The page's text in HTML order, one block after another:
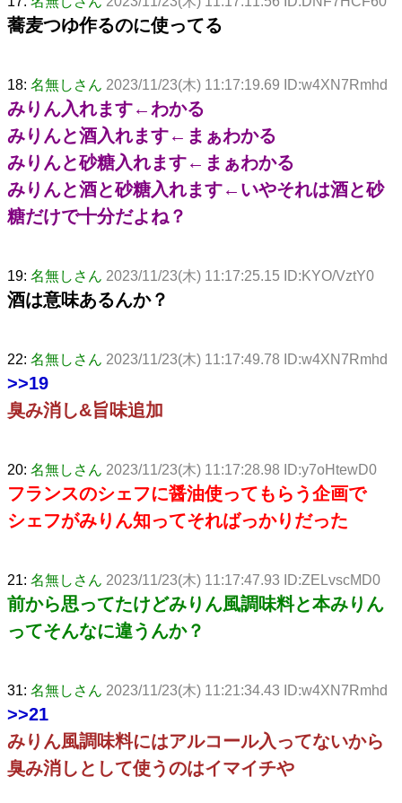
蕎麦つゆ作るのに使ってる
18: 名無しさん 2023/11/23(木) 11:17:19.69 ID:w4XN7Rmhd
みりん入れます←わかる
みりんと酒入れます←まぁわかる
みりんと砂糖入れます←まぁわかる
みりんと酒と砂糖入れます←いやそれは酒と砂
糖だけで十分だよね？
19: 名無しさん 2023/11/23(木) 11:17:25.15 ID:KYO/VztY0
酒は意味あるんか？
22: 名無しさん 2023/11/23(木) 11:17:49.78 ID:w4XN7Rmhd
>>19
臭み消し&旨味追加
20: 名無しさん 2023/11/23(木) 11:17:28.98 ID:y7oHtewD0
フランスのシェフに醤油使ってもらう企画で
シェフがみりん知ってそればっかりだった
21: 名無しさん 2023/11/23(木) 11:17:47.93 ID:ZELvscMD0
前から思ってたけどみりん風調味料と本みりん
ってそんなに違うんか？
31: 名無しさん 2023/11/23(木) 11:21:34.43 ID:w4XN7Rmhd
>>21
みりん風調味料にはアルコール入ってないから
臭み消しとして使うのはイマイチや